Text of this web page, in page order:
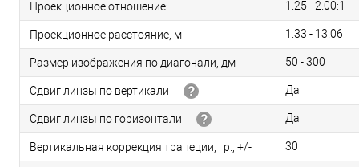
Проекционное отношение: 1.25 - 2.00:1
Проекционное расстояние, м 1.33 - 13.06
Размер изображения по диагонали, дм 50 - 300
Сдвиг линзы по вертикали Да
Сдвиг линзы по горизонтали Да
Вертикальная коррекция трапеции, гр., +/- 30